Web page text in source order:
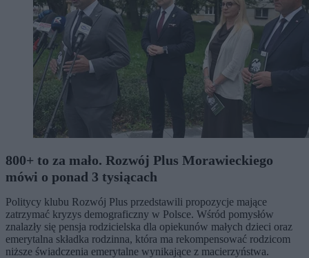
800+ to za mało. Rozwój Plus Morawieckiego
mówi o ponad 3 tysiącach
Politycy klubu Rozwój Plus przedstawili propozycje mające
zatrzymać kryzys demograficzny w Polsce. Wśród pomysłów
znalazły się pensja rodzicielska dla opiekunów małych dzieci oraz
emerytalna składka rodzinna, która ma rekompensować rodzicom
niższe świadczenia emerytalne wynikające z macierzyństwa.